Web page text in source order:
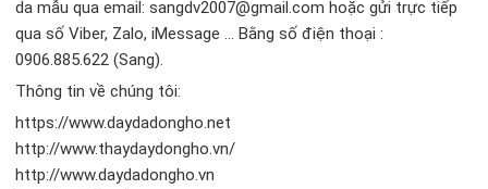
da mẫu qua email: sangdv2007@gmail.com hoặc gửi trực tiếp
qua số Viber, Zalo, iMessage … Bằng số điện thoại :
0906.885.622 (Sang).
Thông tin về chúng tôi:
https://www.daydadongho.net
http://www.thaydaydongho.vn/
http://www.daydadongho.vn